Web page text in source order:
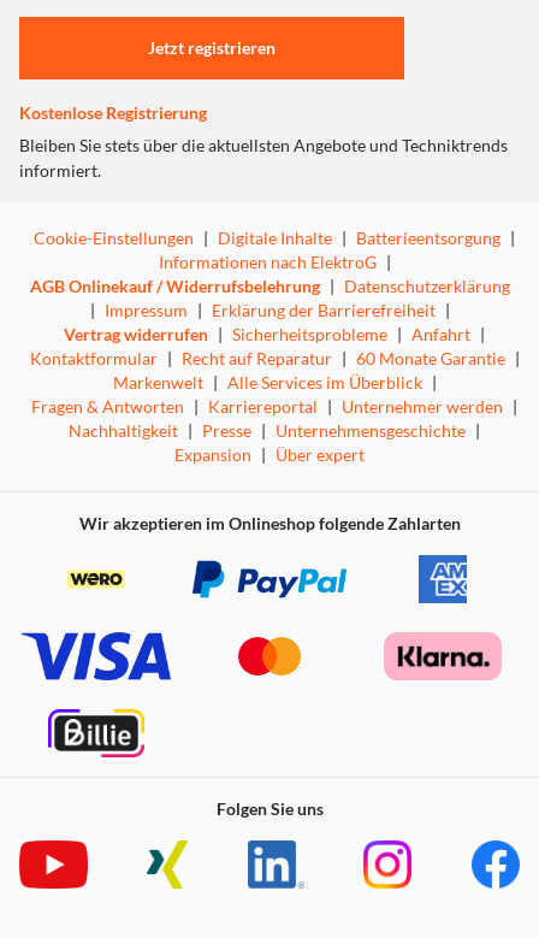
Einstellungen anpassen
Jetzt registrieren
Kostenlose Registrierung
Bleiben Sie stets über die aktuellsten Angebote und Techniktrends
informiert.
Cookie-Einstellungen | Digitale Inhalte | Batterieentsorgung |
Informationen nach ElektroG |
AGB Onlinekauf / Widerrufsbelehrung | Datenschutzerklärung
| Impressum | Erklärung der Barrierefreiheit |
Vertrag widerrufen | Sicherheitsprobleme | Anfahrt |
Kontaktformular | Recht auf Reparatur | 60 Monate Garantie |
Markenwelt | Alle Services im Überblick |
Fragen & Antworten | Karriereportal | Unternehmer werden |
Nachhaltigkeit | Presse | Unternehmensgeschichte |
Expansion | Über expert
Wir akzeptieren im Onlineshop folgende Zahlarten
Folgen Sie uns